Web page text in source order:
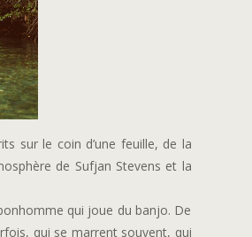
sur le coin d’une feuille, de la
de Sufjan Stevens et la
qui joue du banjo. De
qui se marrent souvent, qui